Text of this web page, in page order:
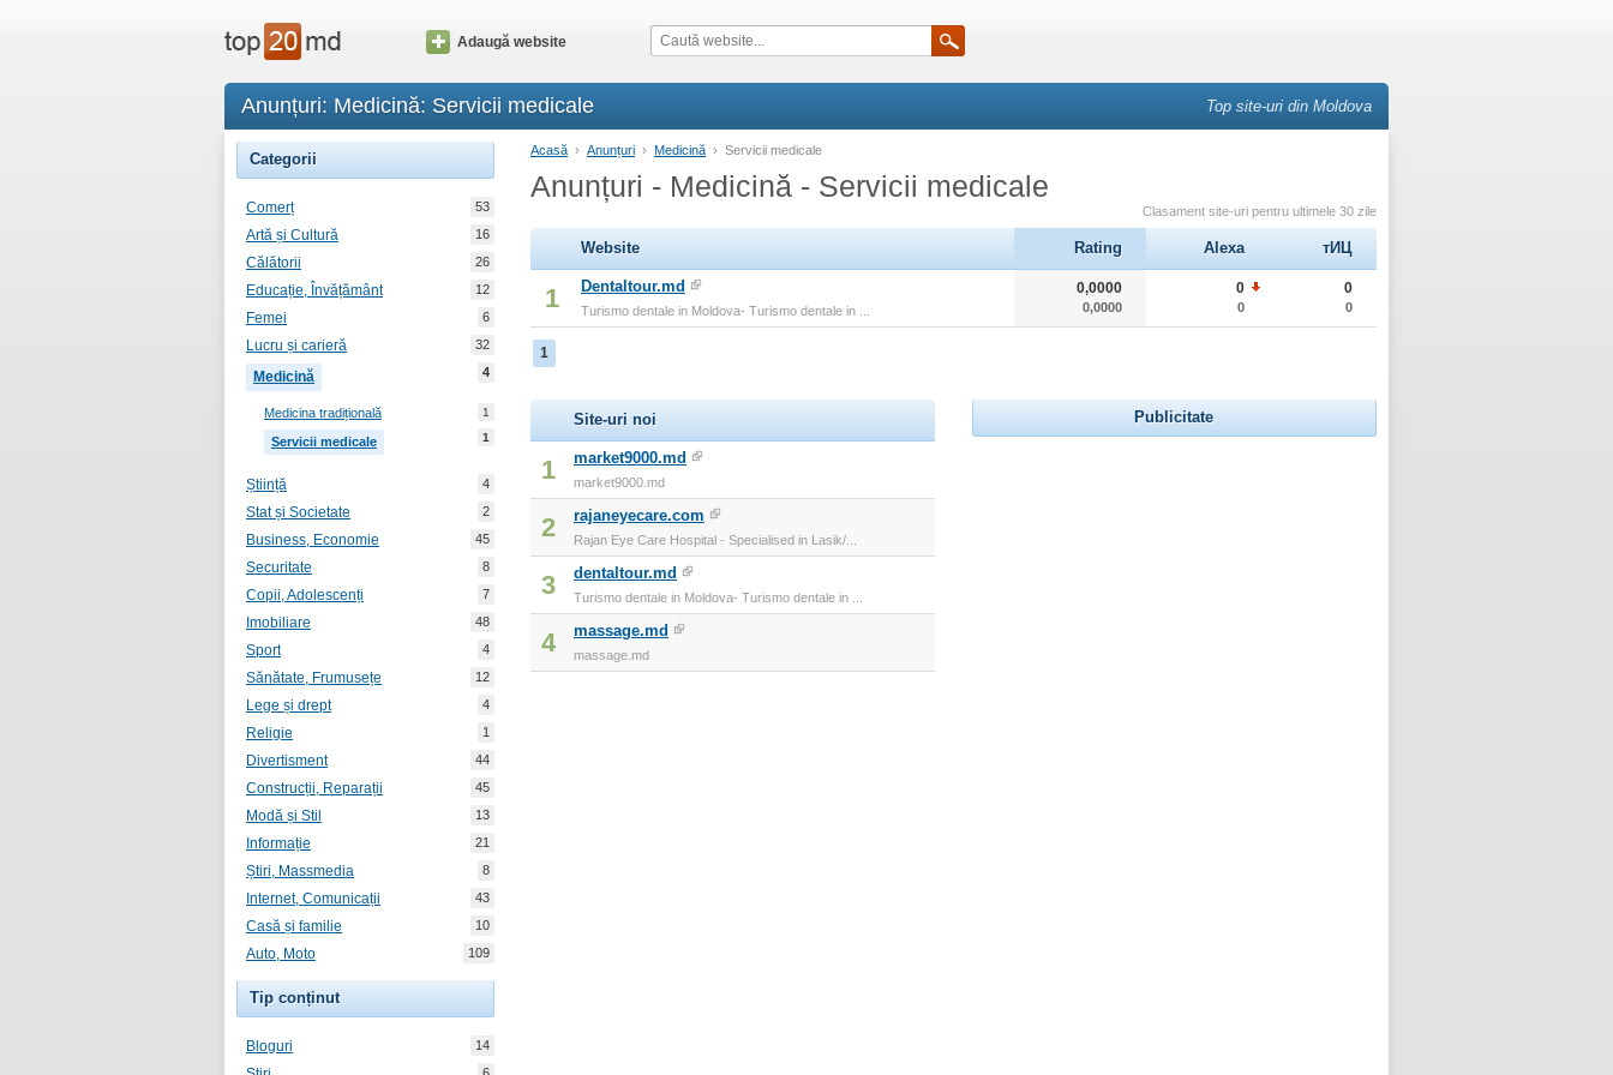
Adaugă website
Anunțuri: Medicină: Servicii medicale Top site-uri din Moldova
Categorii
Comerț 53
Artă și Cultură 16
Călătorii 26
Educație, Învățământ 12
Femei 6
Lucru și carieră 32
Medicină 4
Medicina tradițională 1
Servicii medicale 1
Știință 4
Stat și Societate 2
Business, Economie 45
Securitate 8
Copii, Adolescenți 7
Imobiliare 48
Sport 4
Sănătate, Frumusețe 12
Lege și drept 4
Religie 1
Divertisment 44
Construcții, Reparații 45
Modă și Stil 13
Informație 21
Știri, Massmedia 8
Internet, Comunicații 43
Casă și familie 10
Auto, Moto 109
Tip conținut
Bloguri 14
Acasă › Anunțuri › Medicină › Servicii medicale
Anunțuri - Medicină - Servicii medicale
Clasament site-uri pentru ultimele 30 zile
Website Rating Alexa тИЦ
1 Dentaltour.md
Turismo dentale in Moldova- Turismo dentale in ...
0,0000
0,0000
0
0
0
0
1
Site-uri noi
1 market9000.md
market9000.md
2 rajaneyecare.com
Rajan Eye Care Hospital - Specialised in Lasik/...
3 dentaltour.md
Turismo dentale in Moldova- Turismo dentale in ...
4 massage.md
massage.md
Publicitate